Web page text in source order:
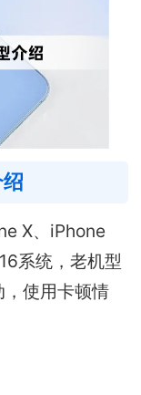
X、iPhone
系统，老机型
使用卡顿情